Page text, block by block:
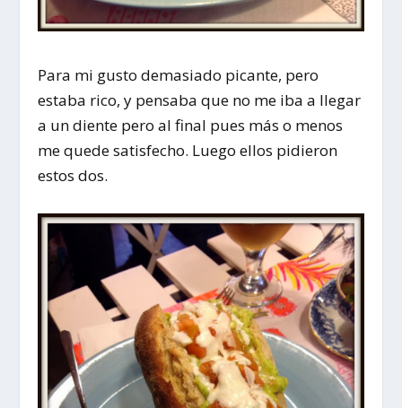
Para mi gusto demasiado picante, pero
estaba rico, y pensaba que no me iba a llegar
a un diente pero al final pues más o menos
me quede satisfecho. Luego ellos pidieron
estos dos.